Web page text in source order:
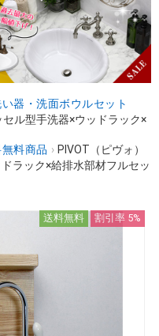
器・洗面ボウルセット
ル型手洗器×ウッドラック×
料商品 › PIVOT（ピヴォ）
ラック×給排水部材フルセッ
送料無料 割引率 5%